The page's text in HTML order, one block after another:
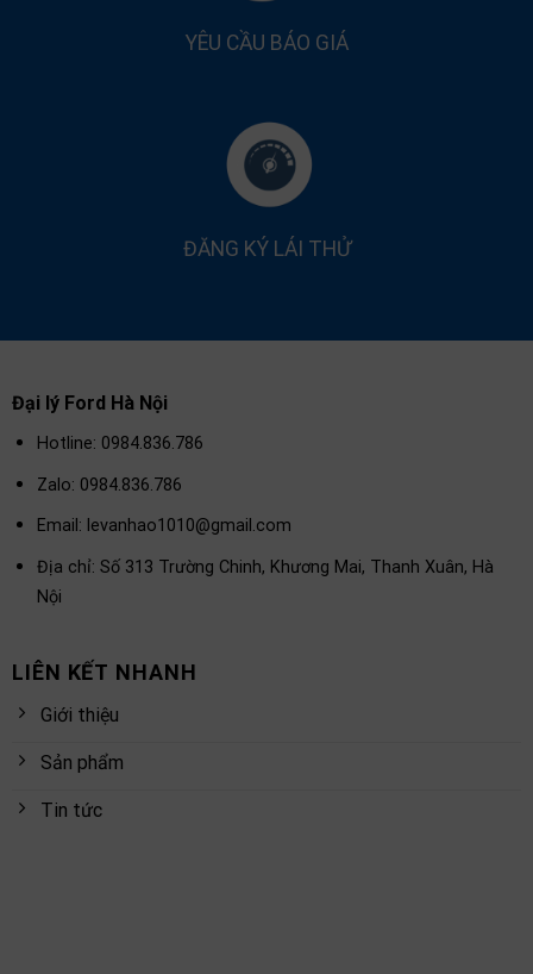
YÊU CẦU BÁO GIÁ
ĐĂNG KÝ LÁI THỬ
Đại lý Ford Hà Nội
Hotline: 0984.836.786
Zalo: 0984.836.786
Email: levanhao1010@gmail.com
Địa chỉ: Số 313 Trường Chinh, Khương Mai, Thanh Xuân, Hà
Nội
LIÊN KẾT NHANH
Giới thiệu
Sản phẩm
Tin tức